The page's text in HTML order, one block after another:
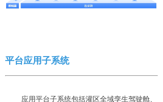
平台应用子系统
应用平台子系统包括灌区全域孪生驾驶舱、